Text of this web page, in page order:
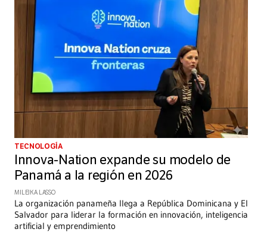
TECNOLOGÍA
Innova-Nation expande su modelo de
Panamá a la región en 2026
MILEIKA LASSO
La organización panameña llega a República Dominicana y El
Salvador para liderar la formación en innovación, inteligencia
artificial y emprendimiento